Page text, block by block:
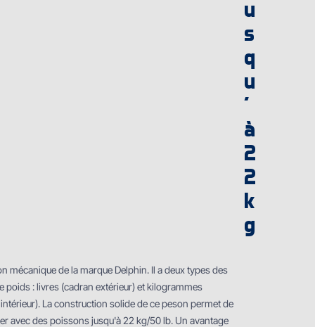
u
s
q
u
'
à
2
2
k
g
mécanique de la marque Delphin. Il a deux types des
poids : livres (cadran extérieur) et kilogrammes
La construction solide de ce peson permet de
avec des poissons jusqu'à 22 kg/50 lb. Un avantage